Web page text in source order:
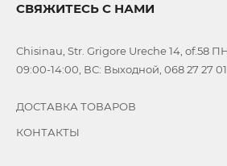
СВЯЖИТЕСЬ С НАМИ
Chisinau, Str. Grigore Ureche 14, of.58
09:00-14:00, ВС: Выходной, 068 27 27 01
ДОСТАВКА ТОВАРОВ
КОНТАКТЫ